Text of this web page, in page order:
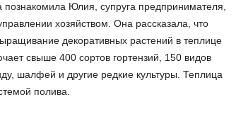
познакомила Юлия, супруга предпринимателя,
хозяйством. Она рассказала, что
декоративных растений в теплице
свыше 400 сортов гортензий, 150 видов
шалфей и другие редкие культуры. Теплица
полива.